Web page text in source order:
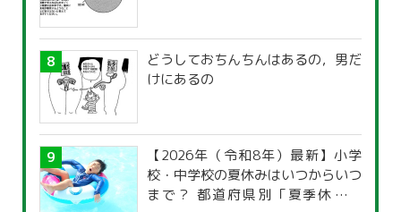
どうしておちんちんはあるの，男だ
けにあるの
【2026年（令和8年）最新】小学
校・中学校の夏休みはいつからいつ
まで？ 都道府県別「夏季休暇一